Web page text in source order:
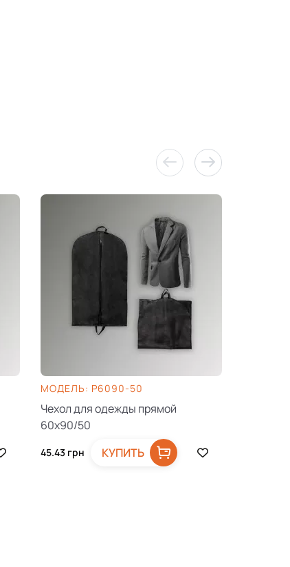
МОДЕЛЬ: P6090-50
Чехол для одежды прямой
60х90/50
45.43 грн КУПИТЬ